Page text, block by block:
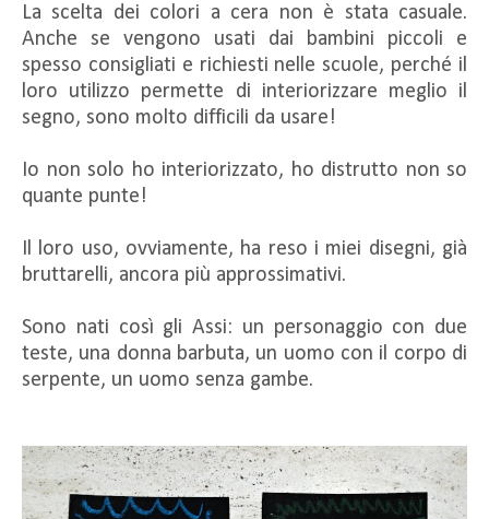
La scelta dei colori a cera non è stata casuale.
Anche se vengono usati dai bambini piccoli e
spesso consigliati e richiesti nelle scuole, perché il
loro utilizzo permette di interiorizzare meglio il
segno, sono molto difficili da usare!
Io non solo ho interiorizzato, ho distrutto non so
quante punte!
Il loro uso, ovviamente, ha reso i miei disegni, già
bruttarelli, ancora più approssimativi.
Sono nati così gli Assi: un personaggio con due
teste, una donna barbuta, un uomo con il corpo di
serpente, un uomo senza gambe.